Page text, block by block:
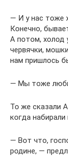
— И у нас тоже
Конечно,
А потом, холод
червячки,
нам пришлось
— Мы тоже
То же сказали
когда набирали
— Вот что,
родине, —